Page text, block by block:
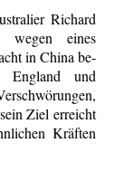
Richard
eines
in China be­
England und
Ziel erreicht
Kräften